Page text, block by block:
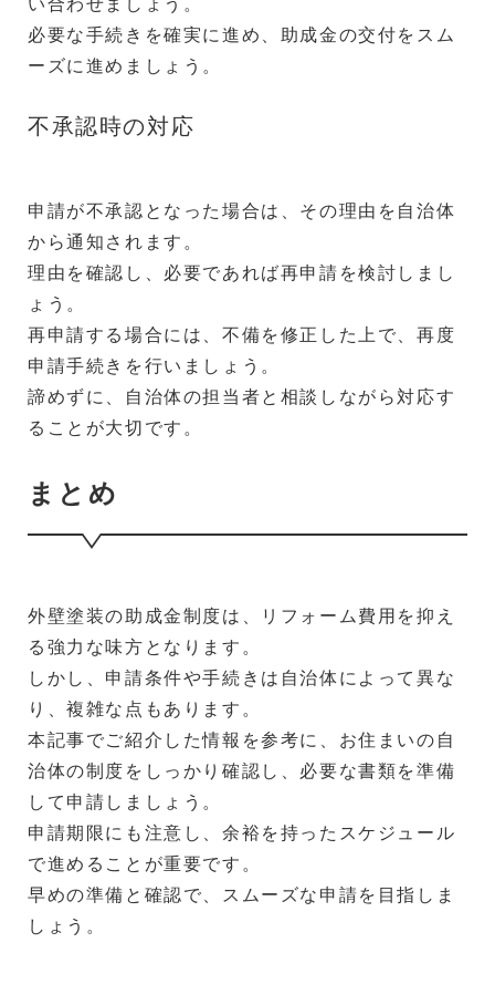
必要な手続きを確実に進め、助成金の交付をスム
ーズに進めましょう。
不承認時の対応
申請が不承認となった場合は、その理由を自治体
から通知されます。
理由を確認し、必要であれば再申請を検討しまし
ょう。
再申請する場合には、不備を修正した上で、再度
申請手続きを行いましょう。
諦めずに、自治体の担当者と相談しながら対応す
ることが大切です。
まとめ
外壁塗装の助成金制度は、リフォーム費用を抑え
る強力な味方となります。
しかし、申請条件や手続きは自治体によって異な
り、複雑な点もあります。
本記事でご紹介した情報を参考に、お住まいの自
治体の制度をしっかり確認し、必要な書類を準備
して申請しましょう。
申請期限にも注意し、余裕を持ったスケジュール
で進めることが重要です。
早めの準備と確認で、スムーズな申請を目指しま
しょう。